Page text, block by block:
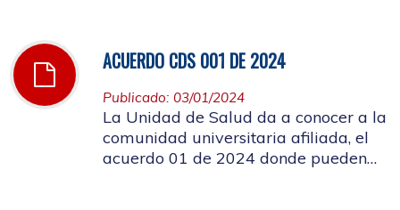
ACUERDO CDS 001 DE 2024
Publicado: 03/01/2024
La Unidad de Salud da a conocer a la
comunidad universitaria afiliada, el
acuerdo 01 de 2024 donde pueden